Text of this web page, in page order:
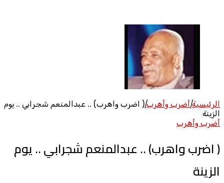
الرئيسية|أضرب وأهرب|( اضرب واهرب) .. عبدالمنعم شجرابي .. يوم
الزينة
أضرب وأهرب
( اضرب واهرب) .. عبدالمنعم شجرابي .. يوم
الزينة